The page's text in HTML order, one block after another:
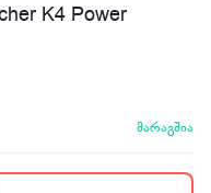
K4 Power
მარაგშია